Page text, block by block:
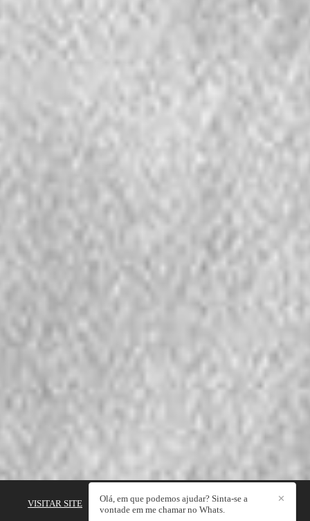
VISITAR SITE PRE-WEDDING|CASAMENTOS |OUTROS✕
Olá, em que podemos ajudar? Sinta-se a
vontade em me chamar no Whats.